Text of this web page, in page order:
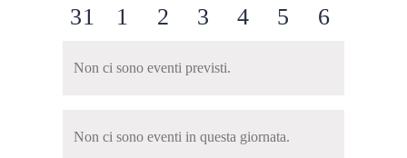
eventieventieventieventieventieventieventi
0
31
0
1
0
2
0
3
0
4
0
5
0
6
Non ci sono eventi previsti.
Non ci sono eventi in questa giornata.